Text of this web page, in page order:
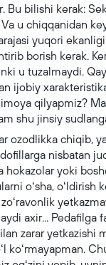
Bu bilishi kerak:
u chiqqanidan
yuqori
borish kerak.
u tuzalmaydi.
ijobiy
qilyapmiz?
shu jinsiy
ozodlikka chiqib,
nisbatan
yoki
oʻsha,
axir... Pedafilga
zarar yetkazishi
koʻrmayapman.